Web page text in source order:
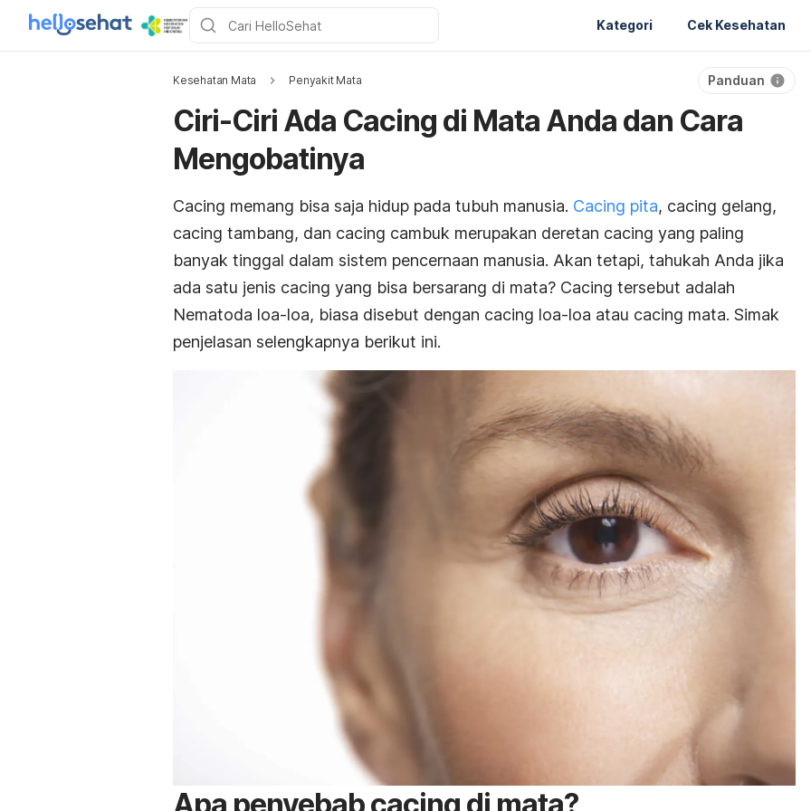
Kategori Cek Kesehatan
Kesehatan Mata Penyakit Mata Panduan
Ciri-Ciri Ada Cacing di Mata Anda dan Cara
Mengobatinya
Cacing memang bisa saja hidup pada tubuh manusia. Cacing pita, cacing gelang,
cacing tambang, dan cacing cambuk merupakan deretan cacing yang paling
banyak tinggal dalam sistem pencernaan manusia. Akan tetapi, tahukah Anda jika
ada satu jenis cacing yang bisa bersarang di mata? Cacing tersebut adalah
Nematoda loa-loa, biasa disebut dengan cacing loa-loa atau cacing mata. Simak
penjelasan selengkapnya berikut ini.
Apa penyebab cacing di mata?